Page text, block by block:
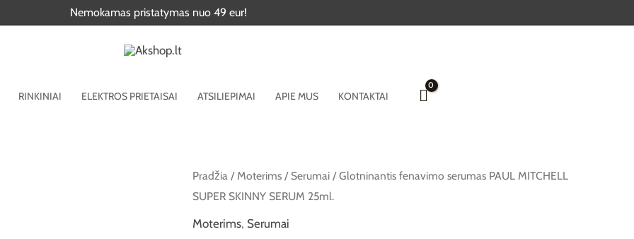
Nemokamas pristatymas nuo 49 eur!
RINKINIAI ELEKTROS PRIETAISAI ATSILIEPIMAI APIE MUS KONTAKTAI
Pradžia /Moterims / Serumai / Glotninantis fenavimo serumas PAUL MITCHELL
SUPER SKINNY SERUM 25ml.
Moterims, Serumai
produkto
kiekis:
Glotninantis